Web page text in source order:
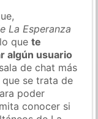
La Esperanza
quete
algún usuario
de chat más
se trata de
poder
conocer si